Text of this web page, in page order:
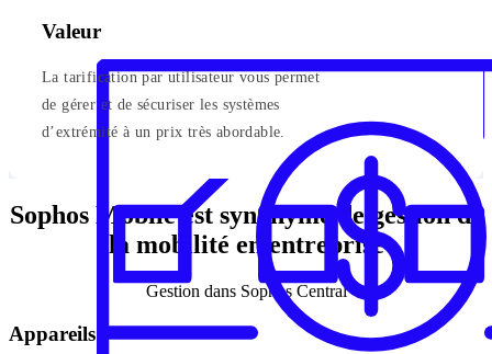
Valeur
La tarification par utilisateur vous permet
de gérer et de sécuriser les systèmes
d’extrémité à un prix très abordable.
Sophos Mobile est synonyme de gestion de
la mobilité en entreprise
Gestion dans Sophos Central
Appareils